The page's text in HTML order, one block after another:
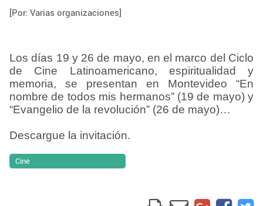
[Por: Varias organizaciones]
Los días 19 y 26 de mayo, en el marco del Ciclo
de Cine Latinoamericano, espiritualidad y
memoria, se presentan en Montevideo “En
nombre de todos mis hermanos” (19 de mayo) y
“Evangelio de la revolución” (26 de mayo)…
Descargue la invitación.
Cine